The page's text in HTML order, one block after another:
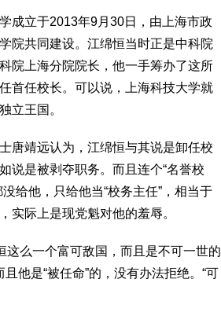
学成立于2013年9月30日，由上海市政
院共同建设。江绵恒当时正是中科院
院上海分院院长，他一手筹办了这所
首任校长。可以说，上海科技大学就
立王国。
唐靖远认为，江绵恒与其说是卸任校
说是被剥夺职务。而且连个“名誉校
没给他，只给他当“校务主任”，相当于
实际上是现党魁对他的羞辱。
么一个富可敌国，而且是不可一世的
他是“被任命”的，没有办法拒绝。“可